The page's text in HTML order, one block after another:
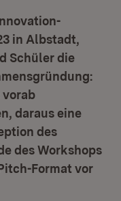
in Albstadt,
Schüler die
vorab
daraus eine
des
des Workshops
Format vor